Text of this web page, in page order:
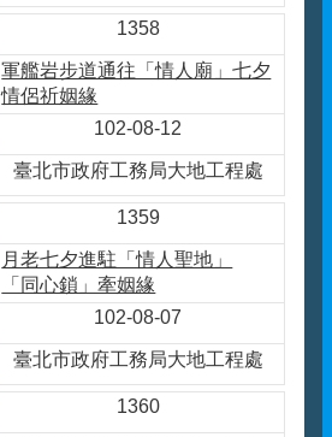
1358
軍艦岩步道通往「情人廟」七夕
情侶祈姻緣
102-08-12
臺北市政府工務局大地工程處
1359
月老七夕進駐「情人聖地」
「同心鎖」牽姻緣
102-08-07
臺北市政府工務局大地工程處
1360